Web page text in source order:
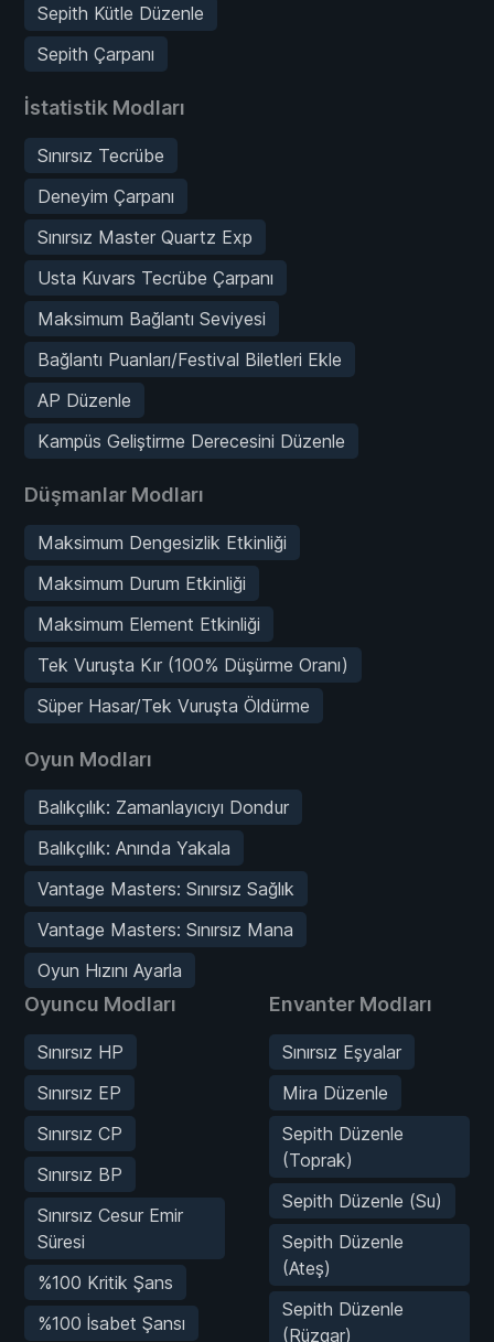
Sepith Kütle Düzenle
Sepith Çarpanı
İstatistik Modları
Sınırsız Tecrübe
Deneyim Çarpanı
Sınırsız Master Quartz Exp
Usta Kuvars Tecrübe Çarpanı
Maksimum Bağlantı Seviyesi
Bağlantı Puanları/Festival Biletleri Ekle
AP Düzenle
Kampüs Geliştirme Derecesini Düzenle
Düşmanlar Modları
Maksimum Dengesizlik Etkinliği
Maksimum Durum Etkinliği
Maksimum Element Etkinliği
Tek Vuruşta Kır (100% Düşürme Oranı)
Süper Hasar/Tek Vuruşta Öldürme
Oyun Modları
Balıkçılık: Zamanlayıcıyı Dondur
Balıkçılık: Anında Yakala
Vantage Masters: Sınırsız Sağlık
Vantage Masters: Sınırsız Mana
Oyun Hızını Ayarla
Oyuncu Modları
Sınırsız HP
Sınırsız EP
Sınırsız CP
Sınırsız BP
Sınırsız Cesur Emir
Süresi
%100 Kritik Şans
%100 İsabet Şansı
Envanter Modları
Sınırsız Eşyalar
Mira Düzenle
Sepith Düzenle
(Toprak)
Sepith Düzenle (Su)
Sepith Düzenle
(Ateş)
Sepith Düzenle
(Rüzgar)